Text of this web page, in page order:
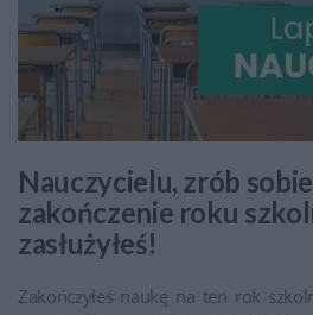
Nauczycielu, zrób
zakończenie roku
zasłużyłeś!
Zakończyłeś naukę na ten rok